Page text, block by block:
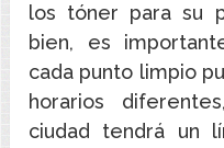
los tóner para su
bien, es
cada punto limpio
horarios
ciudad tendrá un